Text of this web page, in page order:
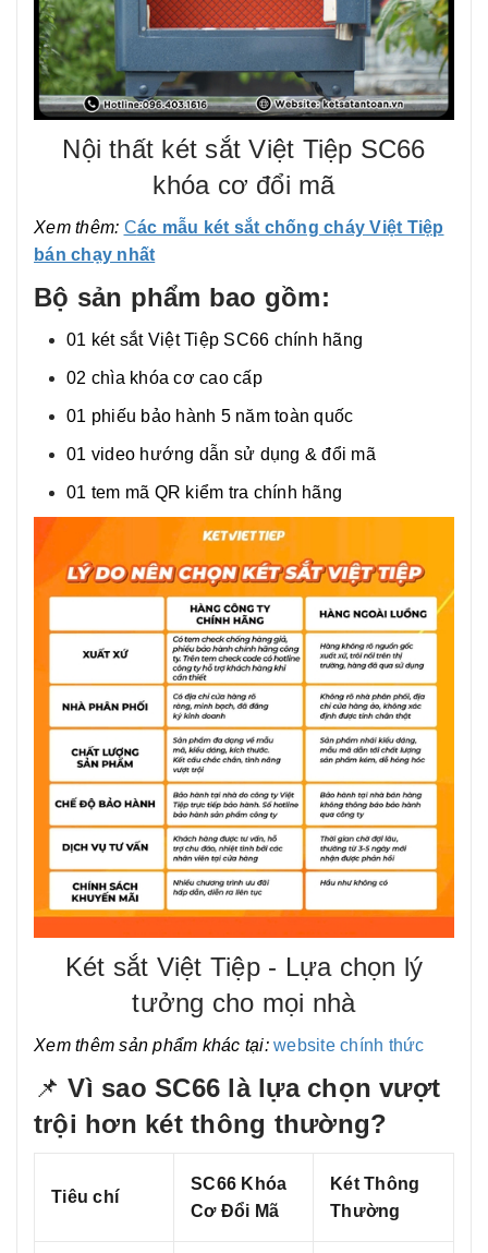
Nội thất két sắt Việt Tiệp SC66
khóa cơ đổi mã
Xem thêm: Các mẫu két sắt chống cháy Việt Tiệp
bán chạy nhất
Bộ sản phẩm bao gồm:
01 két sắt Việt Tiệp SC66 chính hãng
02 chìa khóa cơ cao cấp
01 phiếu bảo hành 5 năm toàn quốc
01 video hướng dẫn sử dụng & đổi mã
01 tem mã QR kiểm tra chính hãng
Két sắt Việt Tiệp - Lựa chọn lý
tưởng cho mọi nhà
Xem thêm sản phẩm khác tại: website chính thức
📌Vì sao SC66 là lựa chọn vượt
trội hơn két thông thường?
Tiêu chí
SC66 Khóa
Cơ Đổi Mã
Két Thông
Thường